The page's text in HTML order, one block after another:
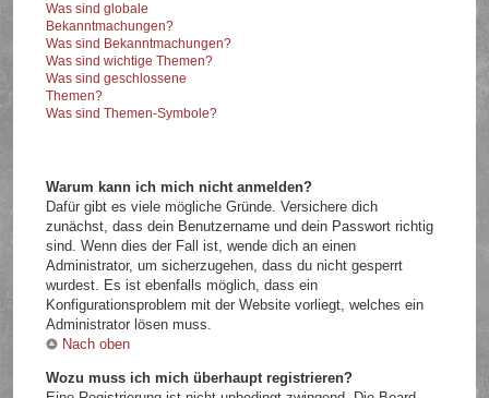
Was sind globale
Bekanntmachungen?
Was sind Bekanntmachungen?
Was sind wichtige Themen?
Was sind geschlossene
Themen?
Was sind Themen-Symbole?
Warum kann ich mich nicht anmelden?
Dafür gibt es viele mögliche Gründe. Versichere dich
zunächst, dass dein Benutzername und dein Passwort richtig
sind. Wenn dies der Fall ist, wende dich an einen
Administrator, um sicherzugehen, dass du nicht gesperrt
wurdest. Es ist ebenfalls möglich, dass ein
Konfigurationsproblem mit der Website vorliegt, welches ein
Administrator lösen muss.
Nach oben
Wozu muss ich mich überhaupt registrieren?